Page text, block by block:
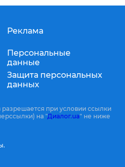
Реклама
Персональные
данные
Защита персональных
данных
при условии ссылки
на "Диалог.ua" не ниже